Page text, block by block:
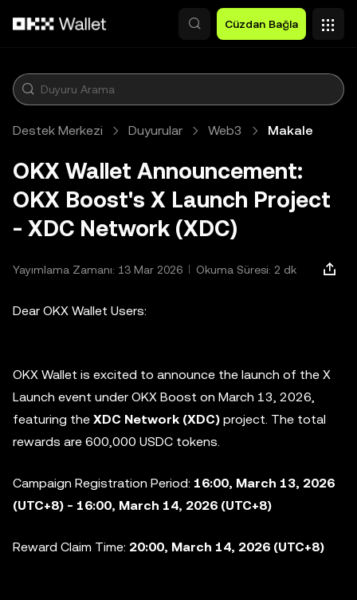
Cüzdan Bağla
Destek Merkezi Duyurular Web3 Makale
OKX Wallet Announcement:
OKX Boost's X Launch Project
- XDC Network (XDC)
Yayımlama Zamanı: 13 Mar 2026 Okuma Süresi: 2 dk
Dear OKX Wallet Users:
OKX Wallet is excited to announce the launch of the X
Launch event under OKX Boost on March 13, 2026,
featuring the XDC Network (XDC) project. The total
rewards are 600,000 USDC tokens.
Campaign Registration Period: 16:00, March 13, 2026
(UTC+8) - 16:00, March 14, 2026 (UTC+8)
Reward Claim Time: 20:00, March 14, 2026 (UTC+8)